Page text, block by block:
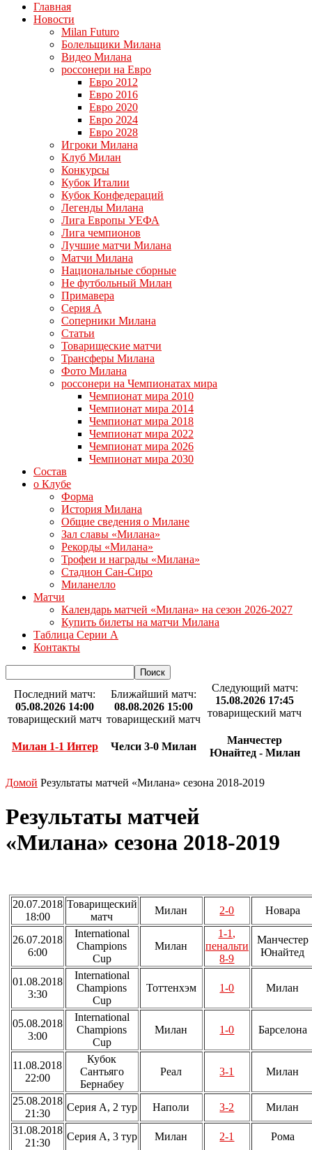
Главная
Новости
Milan Futuro
Болельщики Милана
Видео Милана
россонери на Евро
Евро 2012
Евро 2016
Евро 2020
Евро 2024
Евро 2028
Игроки Милана
Клуб Милан
Конкурсы
Кубок Италии
Кубок Конфедераций
Легенды Милана
Лига Европы УЕФА
Лига чемпионов
Лучшие матчи Милана
Матчи Милана
Национальные сборные
Не футбольный Милан
Примавера
Серия А
Соперники Милана
Статьи
Товарищеские матчи
Трансферы Милана
Фото Милана
россонери на Чемпионатах мира
Чемпионат мира 2010
Чемпионат мира 2014
Чемпионат мира 2018
Чемпионат мира 2022
Чемпионат мира 2026
Чемпионат мира 2030
Состав
о Клубе
Форма
История Милана
Общие сведения о Милане
Зал славы «Милана»
Рекорды «Милана»
Трофеи и награды «Милана»
Стадион Сан-Сиро
Миланелло
Матчи
Календарь матчей «Милана» на сезон 2026-2027
Купить билеты на матчи Милана
Таблица Серии А
Контакты
Последний матч:
05.08.2026 14:00
товарищеский матч
Милан 1-1 Интер
Ближайший матч:
08.08.2026 15:00
товарищеский матч
Челси 3-0 Милан
Следующий матч:
15.08.2026 17:45
товарищеский матч
Манчестер
Юнайтед - Милан
Домой Результаты матчей «Милана» сезона 2018-2019
Результаты матчей
«Милана» сезона 2018-2019
20.07.2018
18:00
Товарищеский
матч
Милан 2-0 Новара
26.07.2018
6:00
International
Champions
Cup
Милан
1-1,
пенальти
8-9
Манчестер
Юнайтед
01.08.2018
3:30
International
Champions
Cup
Тоттенхэм 1-0 Милан
05.08.2018
3:00
International
Champions
Cup
Милан 1-0 Барселона
11.08.2018
22:00
Кубок
Сантьяго
Бернабеу
Реал 3-1 Милан
25.08.2018
21:30
Серия А, 2 тур Наполи 3-2
Милан
31.08.2018
21:30
Серия А, 3 тур Милан 2-1 Рома